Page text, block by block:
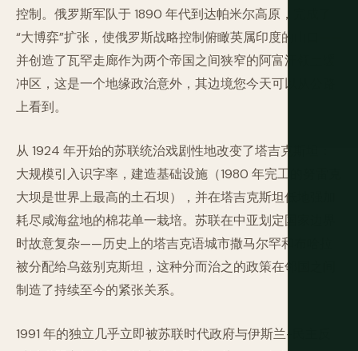
控制。俄罗斯军队于 1890 年代到达帕米尔高原，完成了
“大博弈”扩张，使俄罗斯战略控制俯瞰英属印度的山口——
并创造了瓦罕走廊作为两个帝国之间狭窄的阿富汗领土缓
冲区，这是一个地缘政治意外，其边境您今天可以从公路
上看到。
从 1924 年开始的苏联统治戏剧性地改变了塔吉克斯坦：
大规模引入识字率，建造基础设施（1980 年完工的努雷克
大坝是世界上最高的土石坝），并在塔吉克斯坦低地强加
耗尽咸海盆地的棉花单一栽培。苏联在中亚划定国家边界
时故意复杂——历史上的塔吉克语城市撒马尔罕和布哈拉
被分配给乌兹别克斯坦，这种分而治之的政策在邻国之间
制造了持续至今的紧张关系。
1991 年的独立几乎立即被苏联时代政府与伊斯兰-民主反